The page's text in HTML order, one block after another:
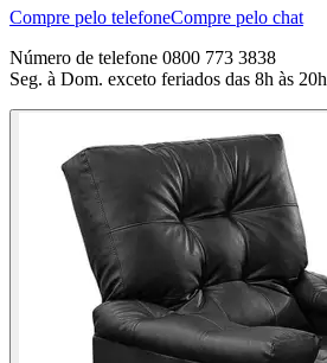
Compre pelo telefoneCompre pelo chat
Número de telefone 0800 773 3838
Seg. à Dom. exceto feriados das 8h às 20h